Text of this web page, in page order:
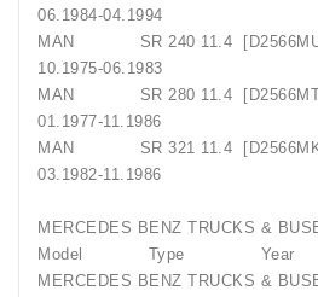
06.1984-04.1994
MAN SR 240 11.4
10.1975-06.1983
MAN SR 280 11.4
01.1977-11.1986
MAN SR 321 11.4
03.1982-11.1986
MERCEDES BENZ TRUCKS &
Model Type Year
MERCEDES BENZ